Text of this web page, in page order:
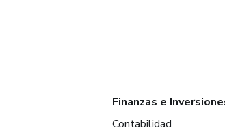
Finanzas e
Contabilidad